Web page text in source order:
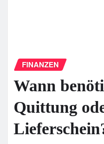
FINANZEN
Wann
Quittung